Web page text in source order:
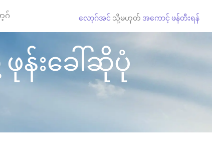
ဂ် လော့ဂ်အင် သို့မဟုတ် အကောင့် ဖန်တီးရန်
န်းခေါ်ဆိုပုံ